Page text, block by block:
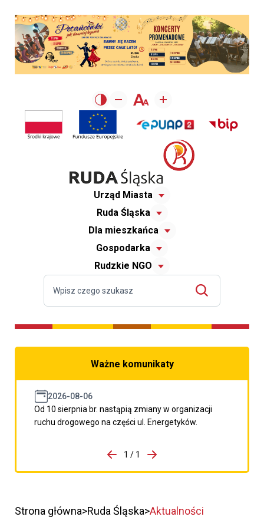
Urząd Miasta
Ruda Śląska
Dla mieszkańca
Gospodarka
Rudzkie NGO
Ważne komunikaty
2026-08-06
Od 10 sierpnia br. nastąpią zmiany w organizacji
ruchu drogowego na części ul. Energetyków.
porzpedniego komunikatu
1 / 1
Przejdź do następnego
Strona główna Ruda Śląska Aktualności